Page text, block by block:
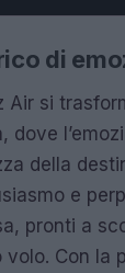
di
Air si
dove
della
e
pronti a
Con la